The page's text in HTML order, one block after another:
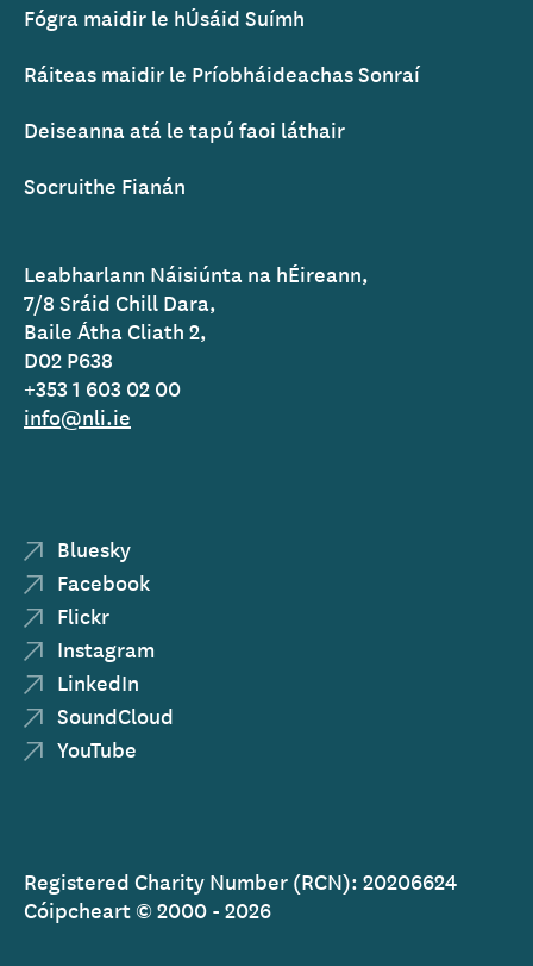
Fógra maidir le hÚsáid Suímh
Ráiteas maidir le Príobháideachas Sonraí
Deiseanna atá le tapú faoi láthair
Socruithe Fianán
Leabharlann Náisiúnta na hÉireann,
7/8 Sráid Chill Dara,
Baile Átha Cliath 2,
D02 P638
+353 1 603 02 00
info@nli.ie
Bluesky
Facebook
Flickr
Instagram
LinkedIn
SoundCloud
YouTube
Registered Charity Number (RCN): 20206624
Cóipcheart © 2000 - 2026